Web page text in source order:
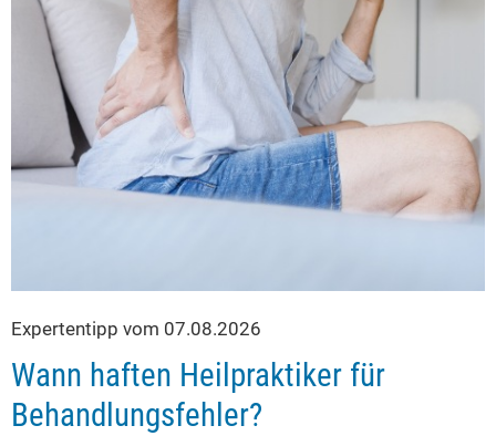
Expertentipp vom 07.08.2026
Wann haften Heilpraktiker für
Behandlungsfehler?